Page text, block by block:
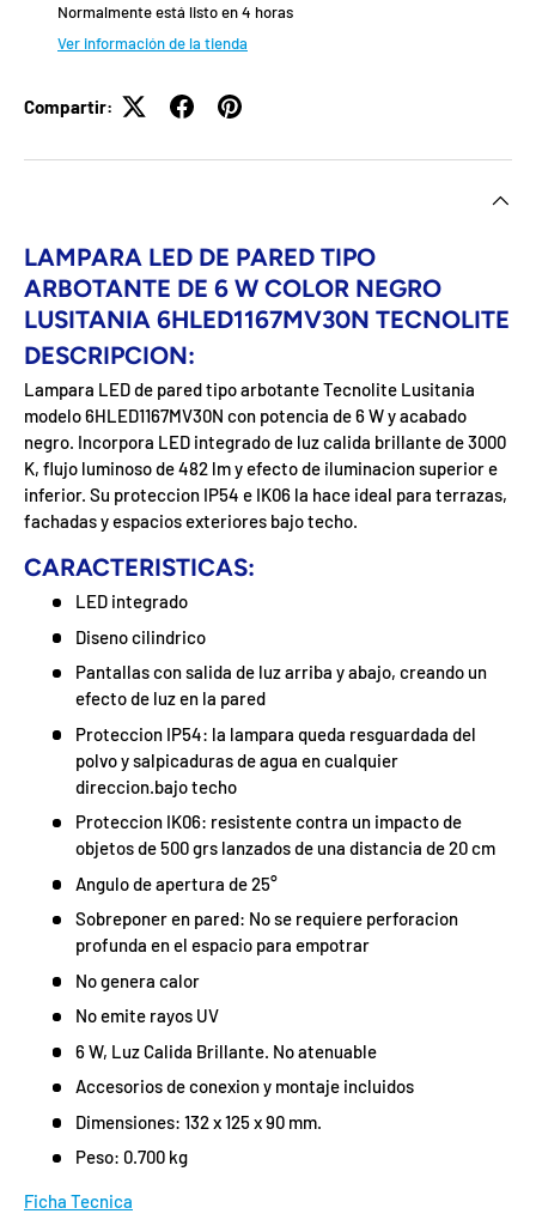
Normalmente está listo en 4 horas
Ver información de la tienda
Compartir:
LAMPARA LED DE PARED TIPO
ARBOTANTE DE 6 W COLOR NEGRO
LUSITANIA 6HLED1167MV30N TECNOLITE
DESCRIPCION:
Lampara LED de pared tipo arbotante Tecnolite Lusitania
modelo 6HLED1167MV30N con potencia de 6 W y acabado
negro. Incorpora LED integrado de luz calida brillante de 3000
K, flujo luminoso de 482 lm y efecto de iluminacion superior e
inferior. Su proteccion IP54 e IK06 la hace ideal para terrazas,
fachadas y espacios exteriores bajo techo.
CARACTERISTICAS:
LED integrado
Diseno cilindrico
Pantallas con salida de luz arriba y abajo, creando un
efecto de luz en la pared
Proteccion IP54: la lampara queda resguardada del
polvo y salpicaduras de agua en cualquier
direccion.bajo techo
Proteccion IK06: resistente contra un impacto de
objetos de 500 grs lanzados de una distancia de 20 cm
Angulo de apertura de 25°
Sobreponer en pared: No se requiere perforacion
profunda en el espacio para empotrar
No genera calor
No emite rayos UV
6 W, Luz Calida Brillante. No atenuable
Accesorios de conexion y montaje incluidos
Dimensiones: 132 x 125 x 90 mm.
Peso: 0.700 kg
Ficha Tecnica